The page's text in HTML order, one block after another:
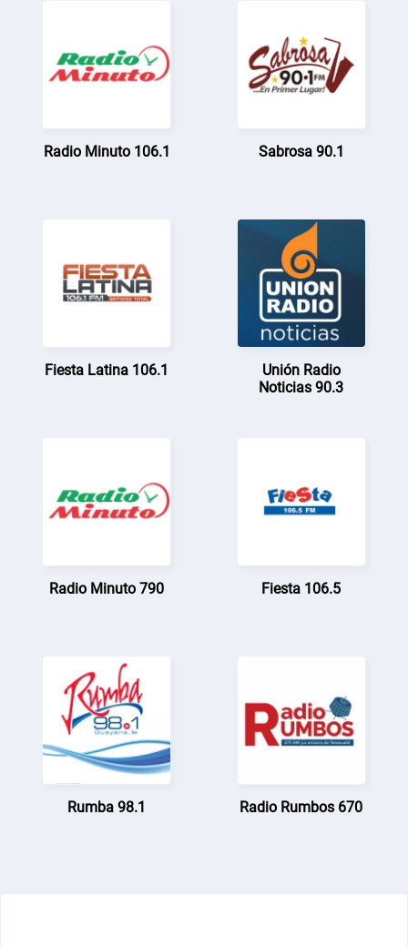
Radio Minuto 106.1 Sabrosa 90.1
Fiesta Latina 106.1
Unión Radio
Noticias 90.3
Radio Minuto 790 Fiesta 106.5
Rumba 98.1 Radio Rumbos 670